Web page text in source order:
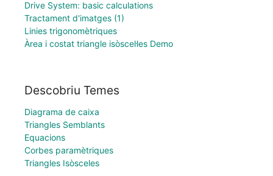
Drive System: basic calculations
Tractament d'imatges (1)
Linies trigonomètriques
Àrea i costat triangle isòscel·les Demo
Descobriu Temes
Diagrama de caixa
Triangles Semblants
Equacions
Corbes paramètriques
Triangles Isòsceles